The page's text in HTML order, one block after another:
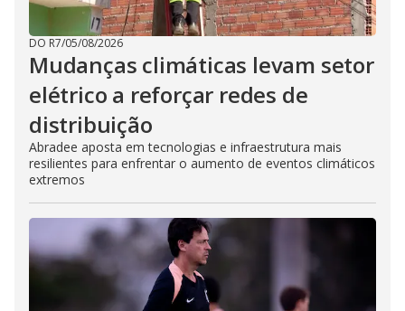
DO R7/05/08/2026
Mudanças climáticas levam setor
elétrico a reforçar redes de
distribuição
Abradee aposta em tecnologias e infraestrutura mais
resilientes para enfrentar o aumento de eventos climáticos
extremos